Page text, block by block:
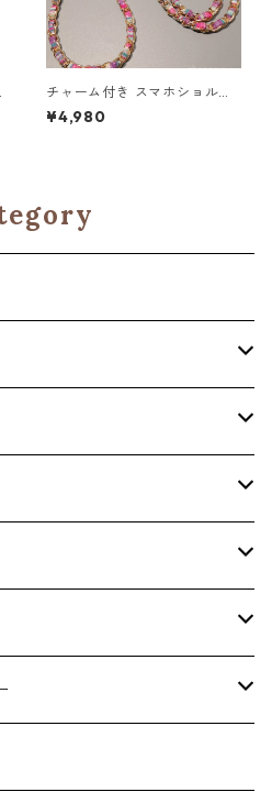
チャーム付き スマホショルダ
ーストラップ 5col H 260122
¥4,980
ー